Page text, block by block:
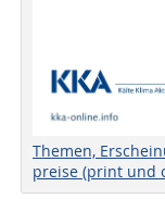
Themen,
preise (print und